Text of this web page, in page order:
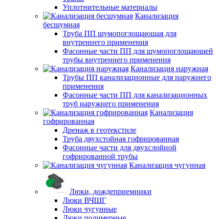
Уплотнительные материалы
Канализация
бесшумная
Труба ПП шумопоглощающая для
внутреннего применения
Фасонные части ПП для шумопоглощающей
трубы внутреннего применения
Канализация наружная
Трубы ПП канализационные для наружнего
применения
Фасонные части ПП для канализационных
труб наружнего применения
Канализация
гофрированная
Дренаж в геотекстиле
Труба двухстойная гофрированная
Фасонные части для двухслойной
гофрированной трубы
Канализация чугунная
Люки, дождеприемники
Люки ВЧШГ
Люки чугунные